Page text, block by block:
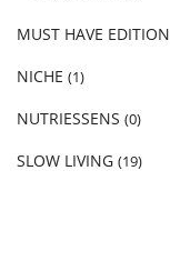
MUST HAVE EDITION
NICHE (1)
NUTRIESSENS (0)
SLOW LIVING (19)